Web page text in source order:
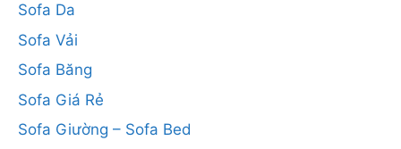
Sofa Da
Sofa Vải
Sofa Băng
Sofa Giá Rẻ
Sofa Giường – Sofa Bed